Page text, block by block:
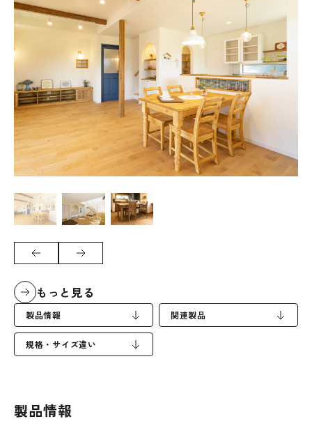
もっと見る
製品情報 関連製品
規格・サイズ違い
製品情報